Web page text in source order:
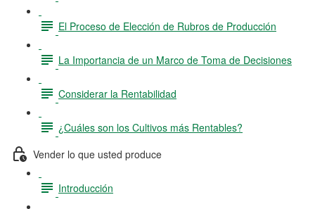
El Proceso de Elección de Rubros de Producción
La Importancia de un Marco de Toma de Decisiones
Considerar la Rentabilidad
¿Cuáles son los Cultivos más Rentables?
Vender lo que usted produce
Introducción